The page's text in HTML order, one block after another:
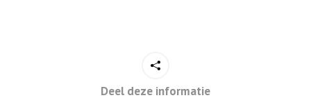
Deel deze informatie